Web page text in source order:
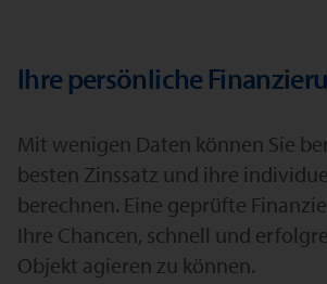
Ihre persönliche
Mit wenigen Daten können Sie
besten Zinssatz und ihre
berechnen. Eine geprüfte
Ihre Chancen, schnell und
Objekt agieren zu können.